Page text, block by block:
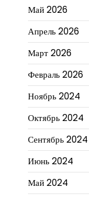
Май 2026
Апрель 2026
Март 2026
Февраль 2026
Ноябрь 2024
Октябрь 2024
Сентябрь 2024
Июнь 2024
Май 2024